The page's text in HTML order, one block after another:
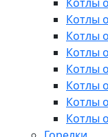
Котлы
Котлы
Котлы
Котлы
Котлы
Котлы
Котлы
Котлы